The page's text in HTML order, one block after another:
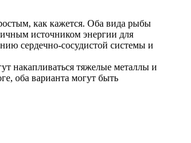
как кажется. Оба вида рыбы
источником энергии для
сердечно-сосудистой системы и
накапливаться тяжелые металлы и
оба варианта могут быть